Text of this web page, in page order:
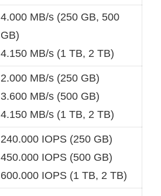
4.000 MB/s (250 GB, 500
GB)
4.150 MB/s (1 TB, 2 TB)
2.000 MB/s (250 GB)
3.600 MB/s (500 GB)
4.150 MB/s (1 TB, 2 TB)
240.000 IOPS (250 GB)
450.000 IOPS (500 GB)
600.000 IOPS (1 TB, 2 TB)